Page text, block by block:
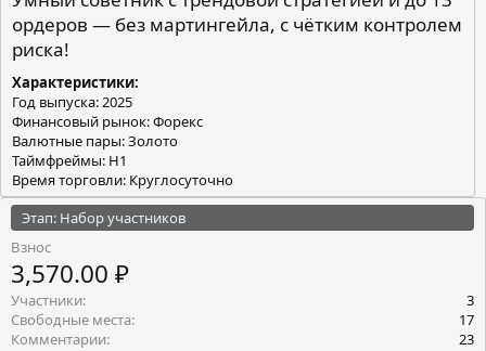
я
ордеров — без мартингейла, с чётким контролем
риска!
Характеристики
Год выпуска: 2025
Финансовый рынок: Форекс
Валютные пары: Золото
Таймфреймы: H1
Время торговли: Круглосуточно
Этап: Набор участников
Взнос
3,570.00 ₽
Участники
3
Свободные места
17
Комментарии
23